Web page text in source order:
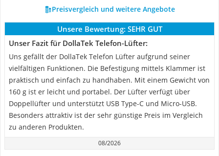
Preisvergleich und weitere Angebote
Unsere Bewertung: SEHR GUT
Unser Fazit für DollaTek Telefon-Lüfter:
Uns gefällt der DollaTek Telefon Lüfter aufgrund seiner
vielfältigen Funktionen. Die Befestigung mittels Klammer ist
praktisch und einfach zu handhaben. Mit einem Gewicht von
160 g ist er leicht und portabel. Der Lüfter verfügt über
Doppellüfter und unterstützt USB Type-C und Micro-USB.
Besonders attraktiv ist der sehr günstige Preis im Vergleich
zu anderen Produkten.
08/2026